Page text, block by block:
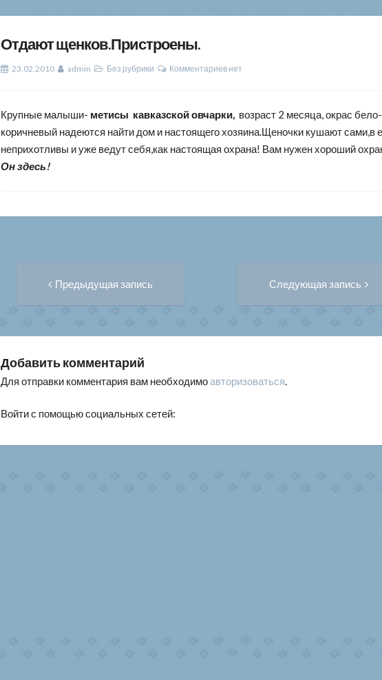
Отдают щенков.Пристроены.
23.02.2010 admin Без рубрики Комментариев нет
Крупные малыши- метисы кавказской овчарки, возраст 2 месяца, окрас бело-
коричневый надеются найти дом и настоящего хозяина.Щеночки кушают сами,в
неприхотливы и уже ведут себя,как настоящая охрана! Вам нужен хороший
Он здесь!
Навигация
по
записям
Предыдущая запись Следующая запись
Добавить комментарий
Для отправки комментария вам необходимоавторизоваться
Войти с помощью социальных сетей: